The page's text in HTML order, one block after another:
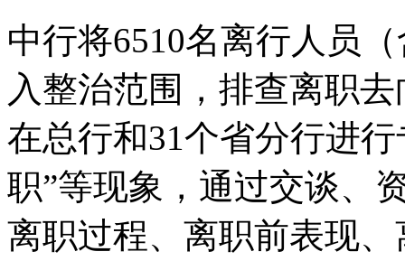
中行将6510名离行人员
入整治范围，排查离职
在总行和31个省分行进
职”等现象，通过交谈、
离职过程、离职前表现